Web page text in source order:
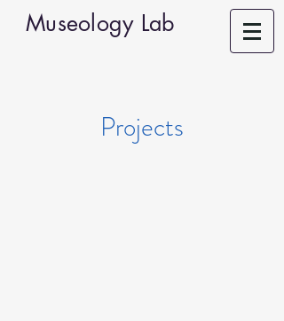
Museology Lab
​Projects